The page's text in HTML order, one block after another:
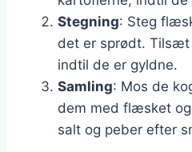
Stegning: Steg
det er sprødt. Tilsæt
indtil de er gyldne.
Samling: Mos de
dem med flæsket
salt og peber efter